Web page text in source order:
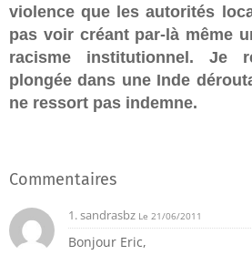
violence que les autorités
pas voir créant par-là même
racisme institutionnel. Je
plongée dans une Inde
ne ressort pas indemne.
Commentaires
1.sandrasbz Le 21/06/2011
Bonjour Eric,